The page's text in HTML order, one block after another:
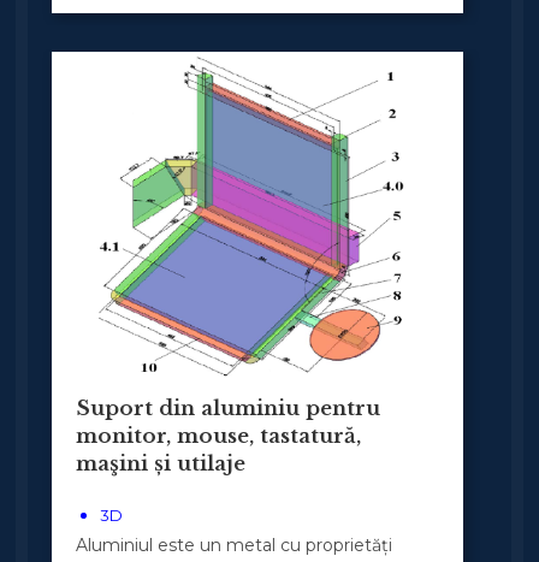
Suport din aluminiu pentru
monitor, mouse, tastatură,
maşini și utilaje
3D
Aluminiul este un metal cu proprietăți